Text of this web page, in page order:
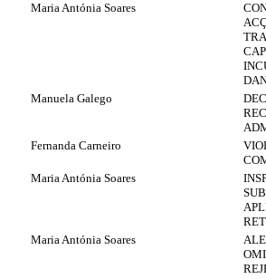
Maria Antónia Soares
Manuela Galego
Fernanda Carneiro
Maria Antónia Soares
Maria Antónia Soares